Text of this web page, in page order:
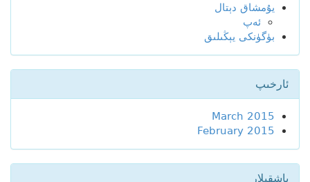
يۇمشاق دېتال
ئەپ
بۈگۈنكى يېڭىلىق
ئارخىپ
March 2015
February 2015
باشقىلار